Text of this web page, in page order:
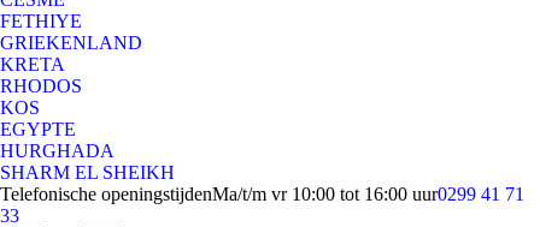
FETHIYE
GRIEKENLAND
KRETA
RHODOS
KOS
EGYPTE
HURGHADA
SHARM EL SHEIKH
Telefonische openingstijdenMa/t/m vr 10:00 tot 16:00 uur0299 41 71
33